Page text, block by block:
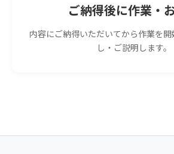
ご納得後に作業・
内容にご納得いただいてから作業を
し・ご説明します。